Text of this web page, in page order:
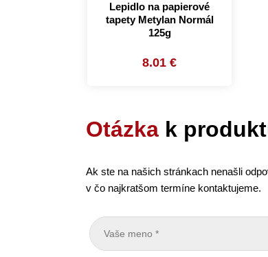
Lepidlo na papierové
tapety Metylan Normál
125g
8.01 €
Otázka k
Ak ste na našich stránkach nenašli
v čo najkratšom termíne kontaktujeme.